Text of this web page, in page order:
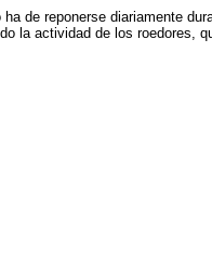
de reponerse diariamente
la actividad de los roedores,